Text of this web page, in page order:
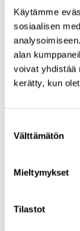
Käytämme
sosiaalisen
alan
voivat yhdistää
kerätty, kun
valinta
Välttämätön
Mieltymykset
Tilastot
LinkedIn